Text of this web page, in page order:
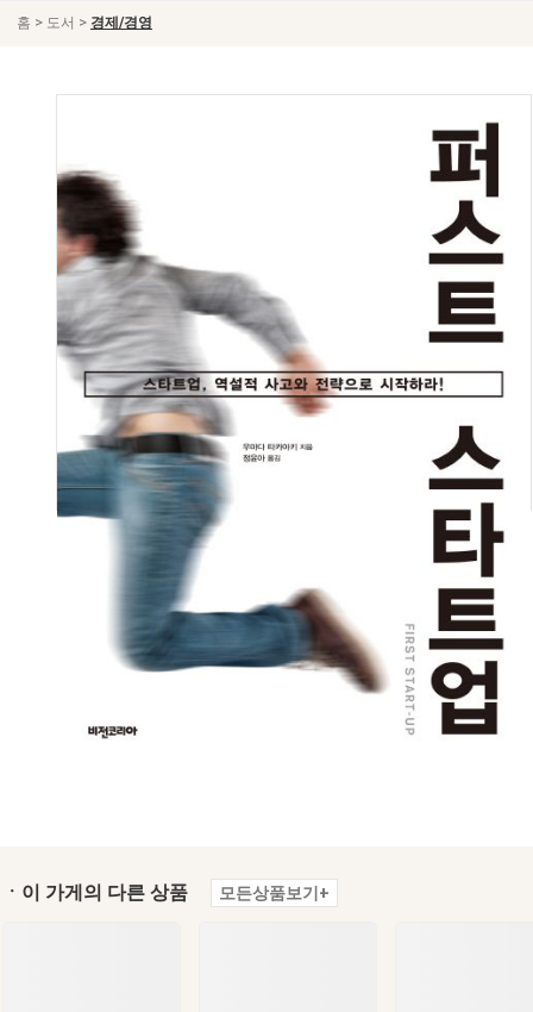
홈 > 도서 > 경제/경영
ㆍ이 가게의 다른 상품 모든상품보기+